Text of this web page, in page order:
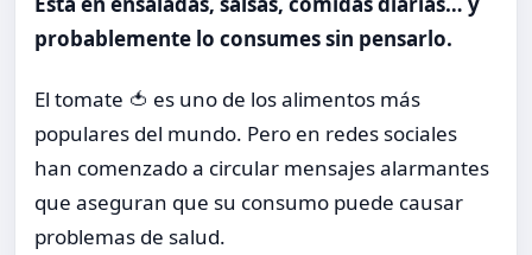
probablemente lo consumes sin pensarlo.
El tomate 🍅 es uno de los alimentos más
populares del mundo. Pero en redes sociales
han comenzado a circular mensajes alarmantes
que aseguran que su consumo puede causar
problemas de salud.